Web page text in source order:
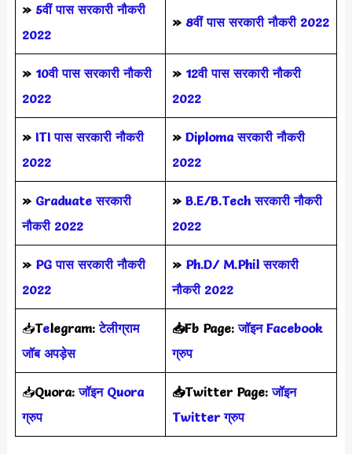
» 5वीं पास सरकारी नौकरी
2022
» 8वीं पास सरकारी नौकरी 2022
» 10वी पास सरकारी नौकरी
2022
» 12वी पास सरकारी नौकरी
2022
» ITI पास सरकारी नौकरी
2022
» Diploma सरकारी नौकरी
2022
» Graduate सरकारी
नौकरी 2022
» B.E/B.Tech सरकारी नौकरी
2022
» PG पास सरकारी नौकरी
2022
» Ph.D/ M.Phil सरकारी
नौकरी 2022
📥Telegram: टेलीग्राम
जॉब अपड़ेस
📥Fb Page:जॉइन Facebook
ग्रुप
📥Quora:जॉइन Quora
ग्रुप
📥Twitter Page:जॉइन
Twitter ग्रुप